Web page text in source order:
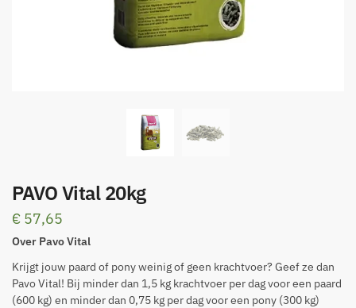
PAVO Vital 20kg
€ 57,65
Over Pavo Vital
Krijgt jouw paard of pony weinig of geen krachtvoer? Geef ze dan
Pavo Vital! Bij minder dan 1,5 kg krachtvoer per dag voor een paard
(600 kg) en minder dan 0,75 kg per dag voor een pony (300 kg)